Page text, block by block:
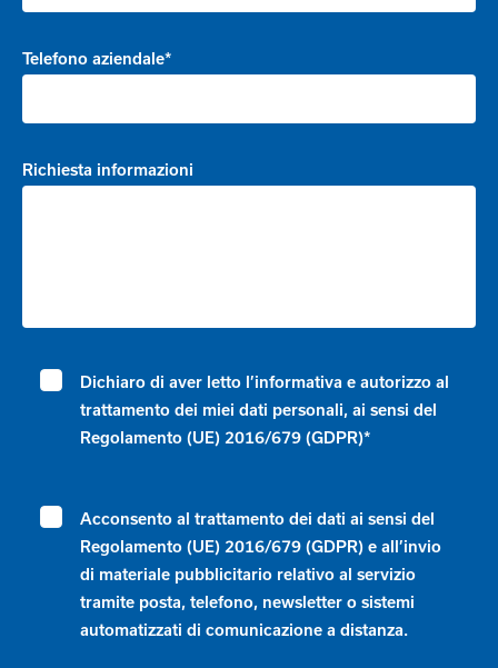
Telefono aziendale*
Richiesta informazioni
Dichiaro di aver letto l’informativa e autorizzo al
trattamento dei miei dati personali, ai sensi del
Regolamento (UE) 2016/679 (GDPR)*
Acconsento al trattamento dei dati ai sensi del
Regolamento (UE) 2016/679 (GDPR) e all’invio
di materiale pubblicitario relativo al servizio
tramite posta, telefono, newsletter o sistemi
automatizzati di comunicazione a distanza.